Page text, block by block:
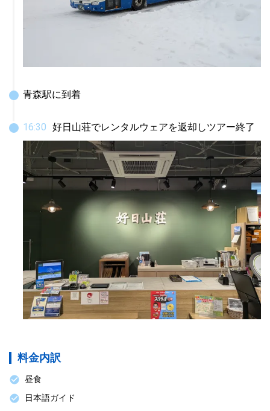
青森駅に到着
16:30 好日山荘でレンタルウェアを返却しツアー終了
料金内訳
昼食
日本語ガイド